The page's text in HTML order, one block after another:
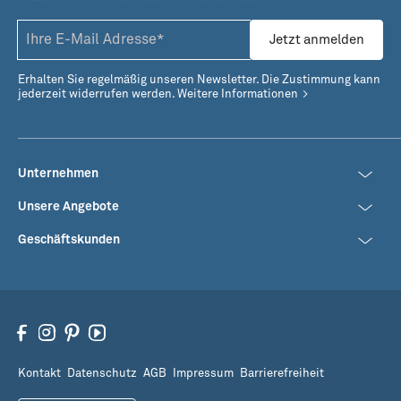
Unternehmen
Unsere Angebote
Geschäftskunden
Jetzt anmelden
Erhalten Sie regelmäßig unseren Newsletter. Die Zustimmung kann
jederzeit widerrufen werden. Weitere Informationen
Kontakt Datenschutz AGB Impressum Barrierefreiheit